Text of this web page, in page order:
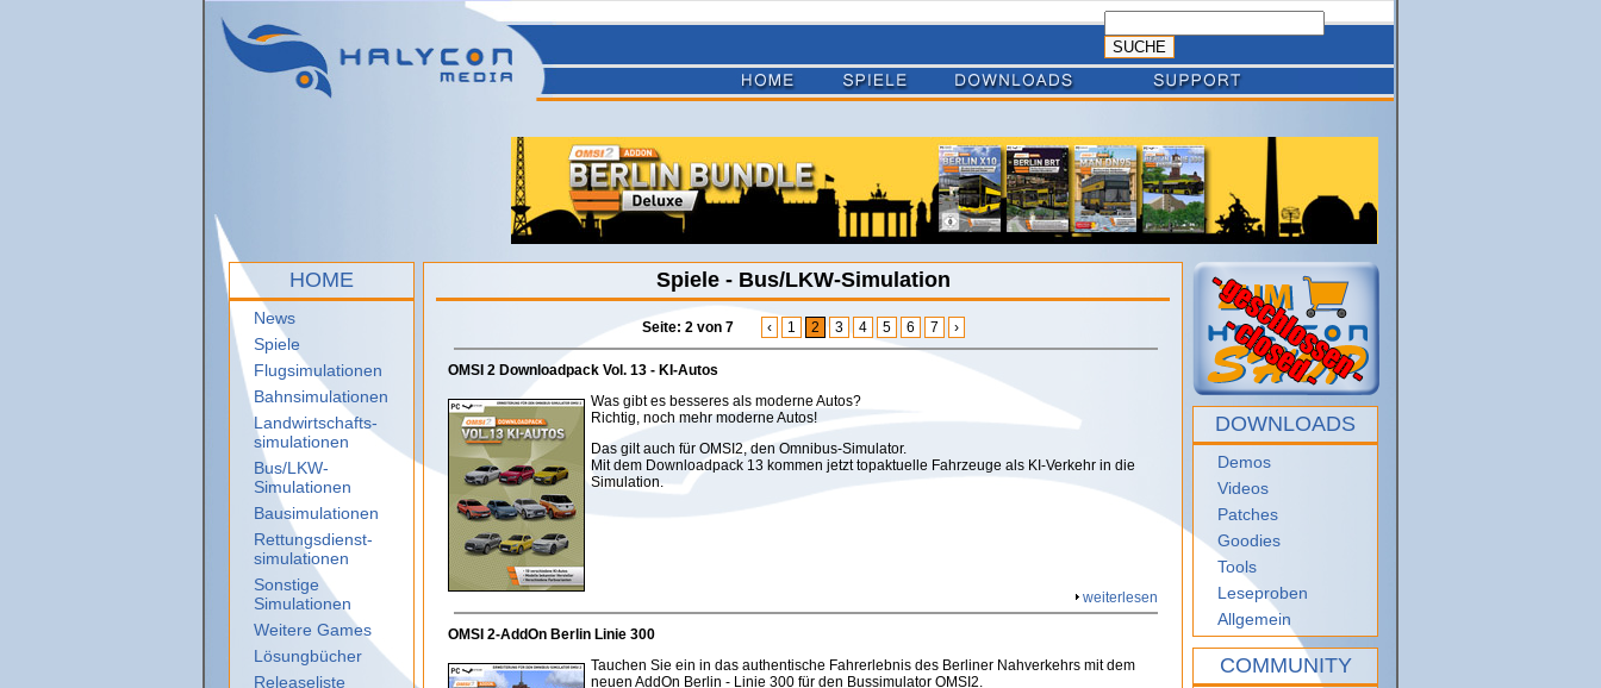
HOME
News
Spiele
Flugsimulationen
Bahnsimulationen
Landwirtschafts-
simulationen
Bus/LKW-
Simulationen
Bausimulationen
Rettungsdienst-
simulationen
Sonstige
Simulationen
Weitere Games
Lösungbücher
Releaseliste
Spiele - Bus/LKW-Simulation
Seite: 2 von 7 ‹ 1 2 3 4 5 6 7 ›
OMSI 2 Downloadpack Vol. 13 - KI-Autos
Was gibt es besseres als moderne Autos?
Richtig, noch mehr moderne Autos!
Das gilt auch für OMSI2, den Omnibus-Simulator.
Mit dem Downloadpack 13 kommen jetzt topaktuelle Fahrzeuge als KI-Verkehr in die
Simulation.
weiterlesen
OMSI 2-AddOn Berlin Linie 300
Tauchen Sie ein in das authentische Fahrerlebnis des Berliner Nahverkehrs mit dem
neuen AddOn Berlin - Linie 300 für den Bussimulator OMSI2.
DOWNLOADS
Demos
Videos
Patches
Goodies
Tools
Leseproben
Allgemein
COMMUNITY